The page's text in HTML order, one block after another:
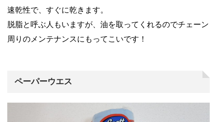
速乾性で、すぐに乾きます。
脱脂と呼ぶ人もいますが、油を取ってくれるのでチェーン
周りのメンテナンスにもってこいです！
ペーパーウエス